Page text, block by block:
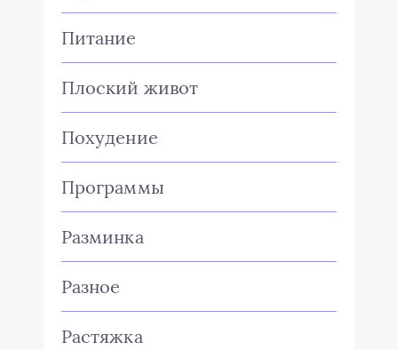
Питание
Плоский живот
Похудение
Программы
Разминка
Разное
Растяжка